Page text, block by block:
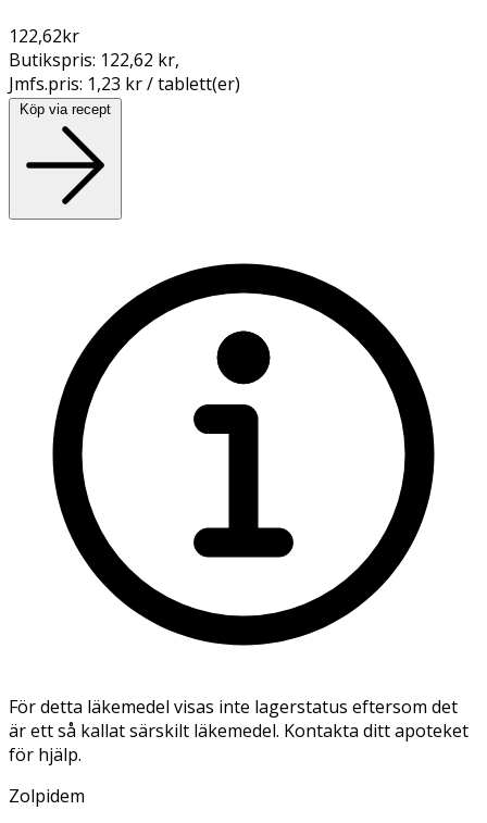
122,62kr
Butikspris: 122,62 kr,
Jmfs.pris: 1,23 kr / tablett(er)
Köp via recept
För detta läkemedel visas inte lagerstatus eftersom det
är ett så kallat särskilt läkemedel. Kontakta ditt apoteket
för hjälp.
Zolpidem